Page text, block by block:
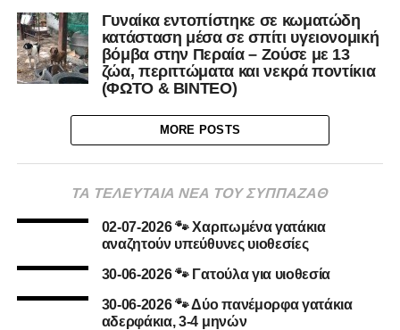
Γυναίκα εντοπίστηκε σε κωματώδη
κατάσταση μέσα σε σπίτι υγειονομική
βόμβα στην Περαία – Ζούσε με 13
ζώα, περιττώματα και νεκρά ποντίκια
(ΦΩΤΟ & ΒΙΝΤΕΟ)
MORE POSTS
ΤΑ ΤΕΛΕΥΤΑΙΑ ΝΕΑ ΤΟΥ ΣΥΠΠΑΖΑΘ
02-07-2026 🐾 Χαριτωμένα γατάκια
αναζητούν υπεύθυνες υιοθεσίες
30-06-2026 🐾 Γατούλα για υιοθεσία
30-06-2026 🐾 Δύο πανέμορφα γατάκια
αδερφάκια, 3-4 μηνών